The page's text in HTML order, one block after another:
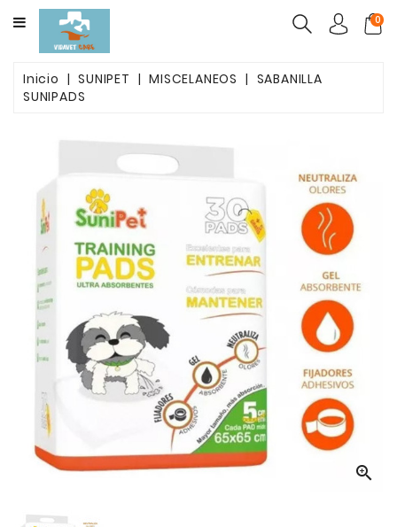
CATEGORY
MASCOTAS
BELLEZA
POST
OPETARORIO
ARENAS
AGLUTINANTES
0
Inicio SUNIPET MISCELANEOS
SABANILLA
SUNIPADS
